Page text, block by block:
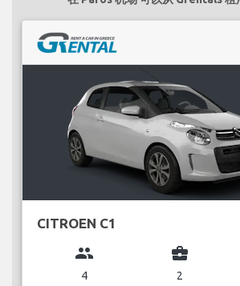
CITROEN C1
group
4
business_center
2